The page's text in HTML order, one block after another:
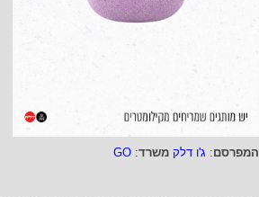
המפרסם: ג'ו דלק משרד:
GO